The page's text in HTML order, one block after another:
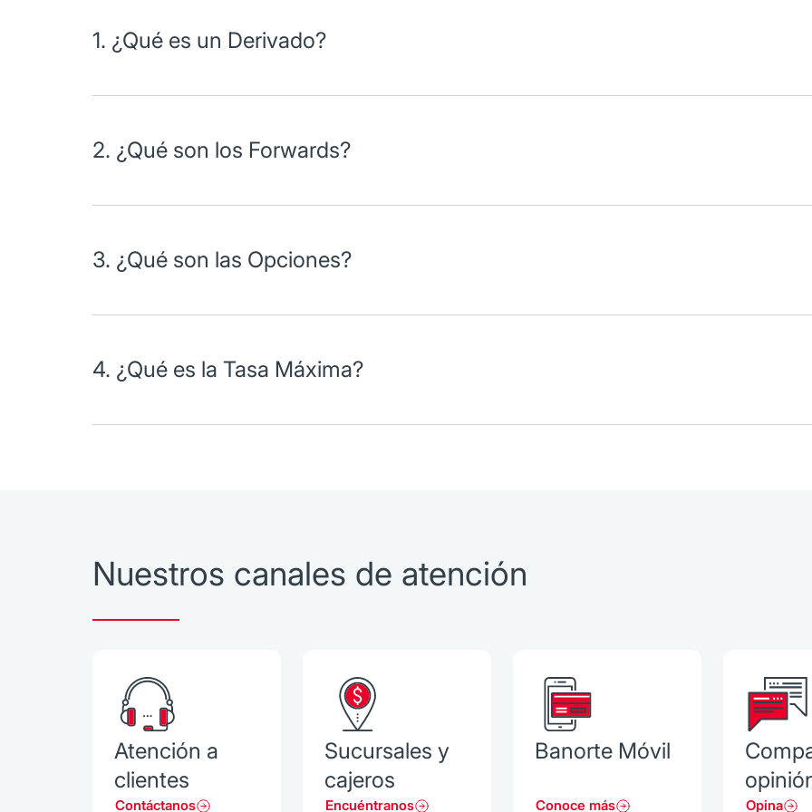
1. ¿Qué es un Derivado?
2. ¿Qué son los Forwards?
3. ¿Qué son las Opciones?
4. ¿Qué es la Tasa Máxima?
Nuestros canales de atención
Atención a
clientes
Contáctanos
Sucursales y
cajeros
Encuéntranos
Banorte Móvil
Conoce más Opina